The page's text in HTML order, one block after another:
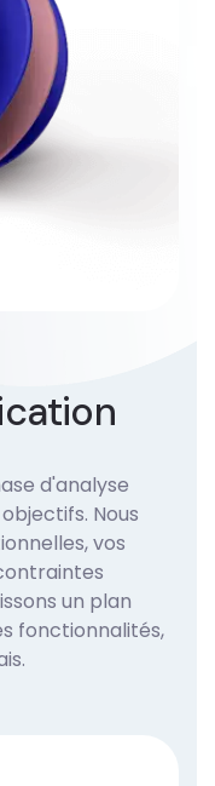
d'analyse
Nous
vos
un plan
fonctionnalités,